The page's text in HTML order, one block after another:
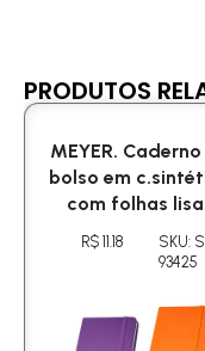
PRODUTOS
MEYER.
bolso em
com folhas
R$ 11.18
SKU:
93425